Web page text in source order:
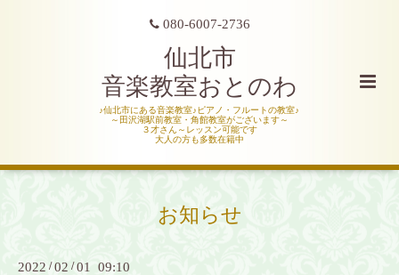
080-6007-2736
仙北市
音楽教室おとのわ
♪仙北市にある音楽教室♪ピアノ・フルートの教室♪
～田沢湖駅前教室・角館教室がございます～
３才さん～レッスン可能です
大人の方も多数在籍中
お知らせ
2022 /02 /01 09:10